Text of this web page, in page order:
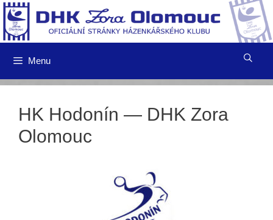
Přeskočit
na
obsah
Menu
HK Hodonín — DHK Zora
Olomouc